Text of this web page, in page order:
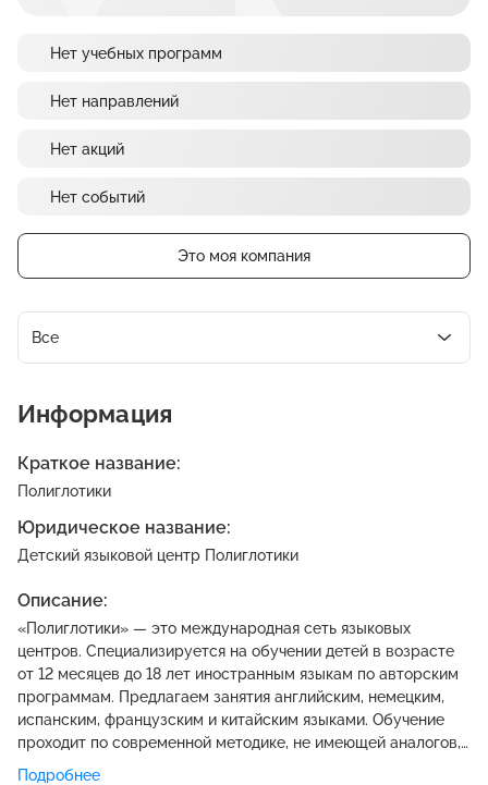
Нет учебных программ
Нет направлений
Нет акций
Нет событий
Это моя компания
Все
Информация
Краткое название:
Полиглотики
Юридическое название:
Детский языковой центр Полиглотики
Описание:
«Полиглотики» — это международная сеть языковых
центров. Специализируется на обучении детей в возрасте
от 12 месяцев до 18 лет иностранным языкам по авторским
программам. Предлагаем занятия английским, немецким,
испанским, французским и китайским языками. Обучение
проходит по современной методике, не имеющей аналогов,
в ее основе – коммуникативный подход.
Подробнее